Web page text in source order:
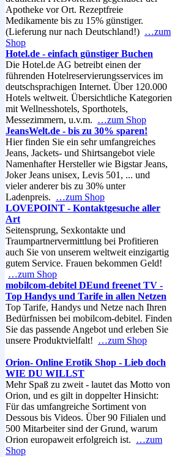
Apotheke vor Ort. Rezeptfreie
Medikamente bis zu 15% günstiger.
(Lieferung nur nach Deutschland!) …zum
Shop
Hotel.de - einfach günstiger Buchen
Die Hotel.de AG betreibt einen der
führenden Hotelreservierungsservices im
deutschsprachigen Internet. Über 120.000
Hotels weltweit. Übersichtliche Kategorien
mit Wellnesshotels, Sporthotels,
Messezimmern, u.v.m. …zum Shop
JeansWelt.de - bis zu 30% sparen!
Hier finden Sie ein sehr umfangreiches
Jeans, Jackets- und Shirtsangebot viele
Namenhafter Hersteller wie Bigstar Jeans,
Joker Jeans unisex, Levis 501, ... und
vieler anderer bis zu 30% unter
Ladenpreis. …zum Shop
LOVEPOINT - Kontaktgesuche aller
Art
Seitensprung, Sexkontakte und
Traumpartnervermittlung bei Profitieren
auch Sie von unserem weltweit einzigartig
gutem Service. Frauen bekommen Geld!
…zum Shop
mobilcom-debitel DEund freenet TV -
Top Handys und Tarife in allen Netzen
Top Tarife, Handys und Netze nach Ihren
Bedürfnissen bei mobilcom-debitel. Finden
Sie das passende Angebot und erleben Sie
unsere Produktvielfalt! …zum Shop
Orion- Online Erotik Shop - Lieb doch
WIE DU WILLST
Mehr Spaß zu zweit - lautet das Motto von
Orion, und es gilt in doppelter Hinsicht:
Für das umfangreiche Sortiment von
Dessous bis Videos. Über 90 Filialen und
500 Mitarbeiter sind der Grund, warum
Orion europaweit erfolgreich ist. …zum
Shop